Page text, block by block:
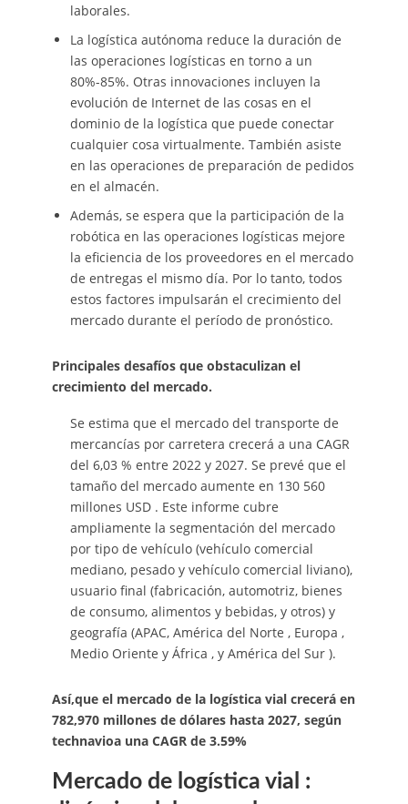
laborales.
La logística autónoma reduce la duración de
las operaciones logísticas en torno a un
80%-85%. Otras innovaciones incluyen la
evolución de Internet de las cosas en el
dominio de la logística que puede conectar
cualquier cosa virtualmente. También asiste
en las operaciones de preparación de pedidos
en el almacén.
Además, se espera que la participación de la
robótica en las operaciones logísticas mejore
la eficiencia de los proveedores en el mercado
de entregas el mismo día. Por lo tanto, todos
estos factores impulsarán el crecimiento del
mercado durante el período de pronóstico.
Principales desafíos que obstaculizan el
crecimiento del mercado.
Se estima que el mercado del transporte de
mercancías por carretera crecerá a una CAGR
del 6,03 % entre 2022 y 2027. Se prevé que el
tamaño del mercado aumente en 130 560
millones USD . Este informe cubre
ampliamente la segmentación del mercado
por tipo de vehículo (vehículo comercial
mediano, pesado y vehículo comercial liviano),
usuario final (fabricación, automotriz, bienes
de consumo, alimentos y bebidas, y otros) y
geografía (APAC, América del Norte , Europa ,
Medio Oriente y África , y América del Sur ).
Así,que el mercado de la logística vial crecerá en
782,970 millones de dólares hasta 2027, según
technavioa una CAGR de 3.59%
Mercado de logística vial :